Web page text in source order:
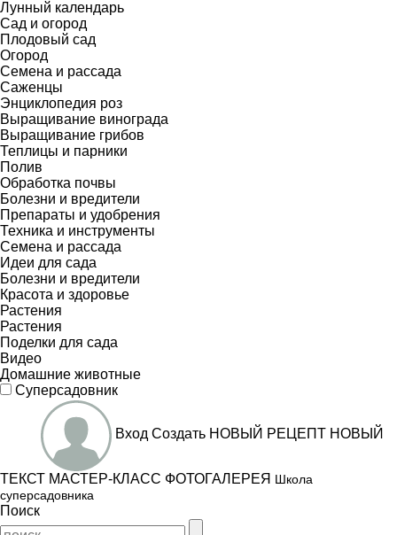
Лунный календарь
Сад и огород
Плодовый сад
Огород
Семена и рассада
Саженцы
Энциклопедия роз
Выращивание винограда
Выращивание грибов
Теплицы и парники
Полив
Обработка почвы
Болезни и вредители
Препараты и удобрения
Техника и инструменты
Семена и рассада
Идеи для сада
Болезни и вредители
Красота и здоровье
Растения
Растения
Поделки для сада
Видео
Домашние животные
Суперсадовник
Вход Создать НОВЫЙ РЕЦЕПТ НОВЫЙ
ТЕКСТ МАСТЕР-КЛАСС ФОТОГАЛЕРЕЯ Школа
суперсадовника
Поиск